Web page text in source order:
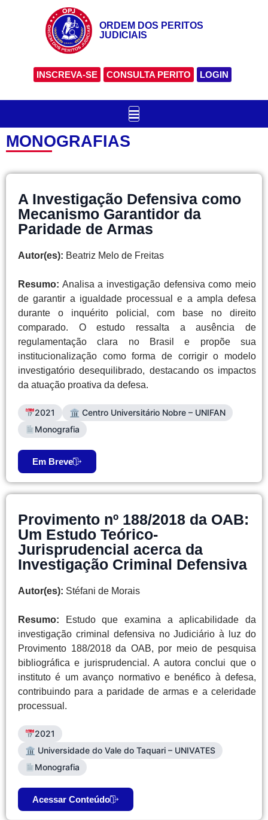
ORDEM DOS PERITOS
JUDICIAIS
INSCREVA-SE CONSULTA PERITO LOGIN
MONOGRAFIAS
A Investigação Defensiva como
Mecanismo Garantidor da
Paridade de Armas
Autor(es): Beatriz Melo de Freitas
Resumo: Analisa a investigação defensiva como meio
de garantir a igualdade processual e a ampla defesa
durante o inquérito policial, com base no direito
comparado. O estudo ressalta a ausência de
regulamentação clara no Brasil e propõe sua
institucionalização como forma de corrigir o modelo
investigatório desequilibrado, destacando os impactos
da atuação proativa da defesa.
2021
🏛 Centro Universitário Nobre – UNIFAN
Monografia
Em Breve
Provimento nº 188/2018 da OAB:
Um Estudo Teórico-
Jurisprudencial acerca da
Investigação Criminal Defensiva
Autor(es): Stéfani de Morais
Resumo: Estudo que examina a aplicabilidade da
investigação criminal defensiva no Judiciário à luz do
Provimento 188/2018 da OAB, por meio de pesquisa
bibliográfica e jurisprudencial. A autora conclui que o
instituto é um avanço normativo e benéfico à defesa,
contribuindo para a paridade de armas e a celeridade
processual.
2021
🏛 Universidade do Vale do Taquari – UNIVATES
Monografia
Acessar Conteúdo